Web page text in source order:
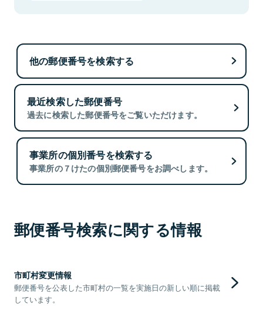
他の郵便番号を検索する
最近検索した郵便番号
過去に検索した郵便番号をご覧いただけます。
事業所の個別番号を検索する
事業所の７けたの個別郵便番号をお調べします。
郵便番号検索に関する情報
市町村変更情報
郵便番号を公表した市町村の一覧を実施日の新しい順に掲載
しています。